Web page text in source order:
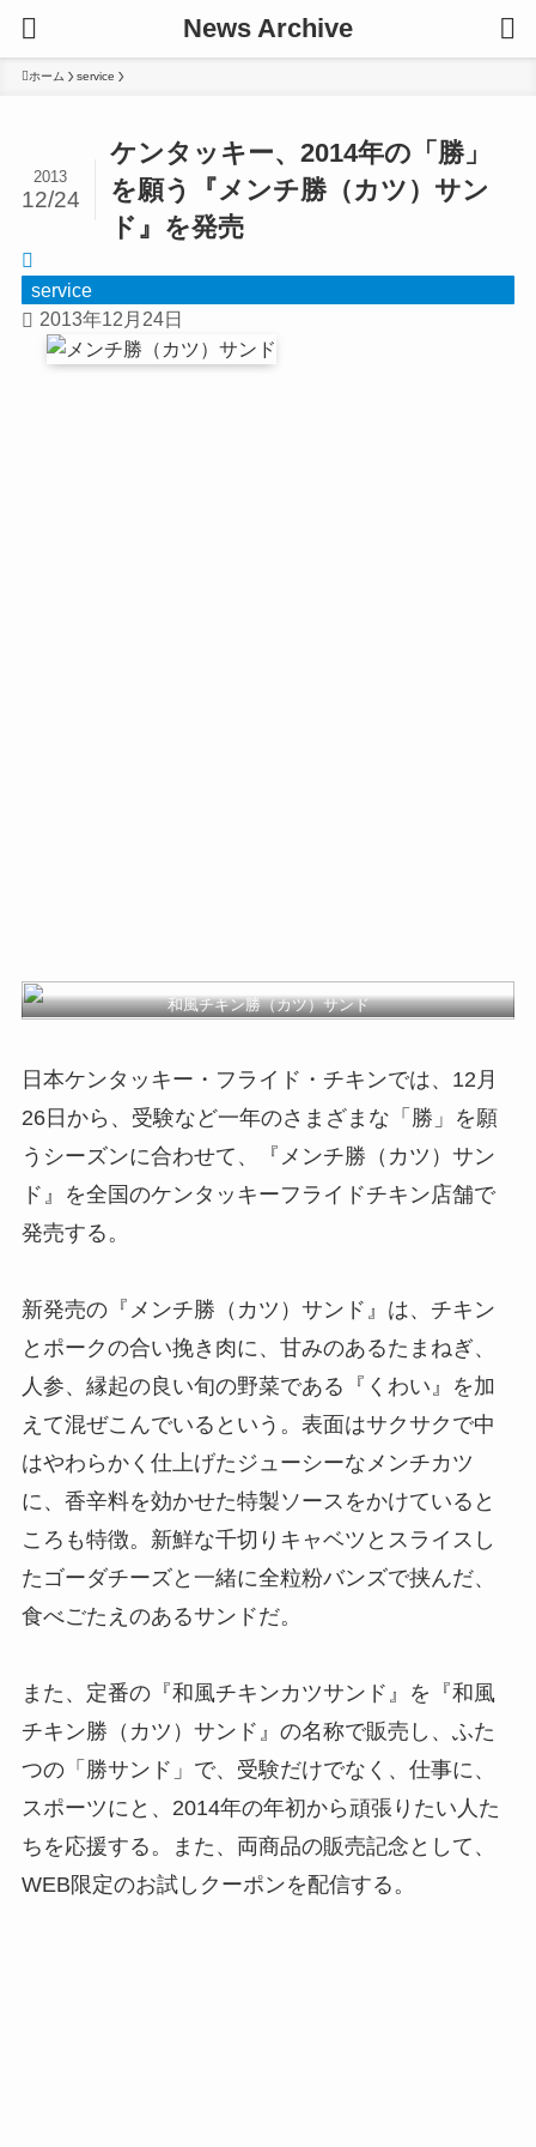
News Archive
ホーム service
ケンタッキー、2014年の「勝」
を願う『メンチ勝（カツ）サン
ド』を発売
2013
12/24
service
2013年12月24日
和風チキン勝（カツ）サンド
日本ケンタッキー・フライド・チキンでは、12月
26日から、受験など一年のさまざまな「勝」を願
うシーズンに合わせて、『メンチ勝（カツ）サン
ド』を全国のケンタッキーフライドチキン店舗で
発売する。
新発売の『メンチ勝（カツ）サンド』は、チキン
とポークの合い挽き肉に、甘みのあるたまねぎ、
人参、縁起の良い旬の野菜である『くわい』を加
えて混ぜこんでいるという。表面はサクサクで中
はやわらかく仕上げたジューシーなメンチカツ
に、香辛料を効かせた特製ソースをかけていると
ころも特徴。新鮮な千切りキャベツとスライスし
たゴーダチーズと一緒に全粒粉バンズで挟んだ、
食べごたえのあるサンドだ。
また、定番の『和風チキンカツサンド』を『和風
チキン勝（カツ）サンド』の名称で販売し、ふた
つの「勝サンド」で、受験だけでなく、仕事に、
スポーツにと、2014年の年初から頑張りたい人た
ちを応援する。また、両商品の販売記念として、
WEB限定のお試しクーポンを配信する。